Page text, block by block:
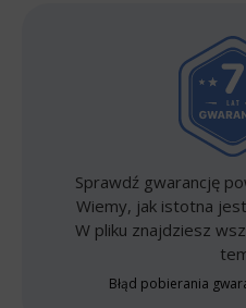
Sprawdź gwarancję
Wiemy, jak istotna
W pliku znajdziesz
Błąd pobierania